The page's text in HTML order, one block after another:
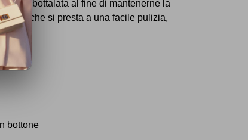
e poi bottalata al fine di mantenerne la
che si presta a una facile pulizia,
bottone